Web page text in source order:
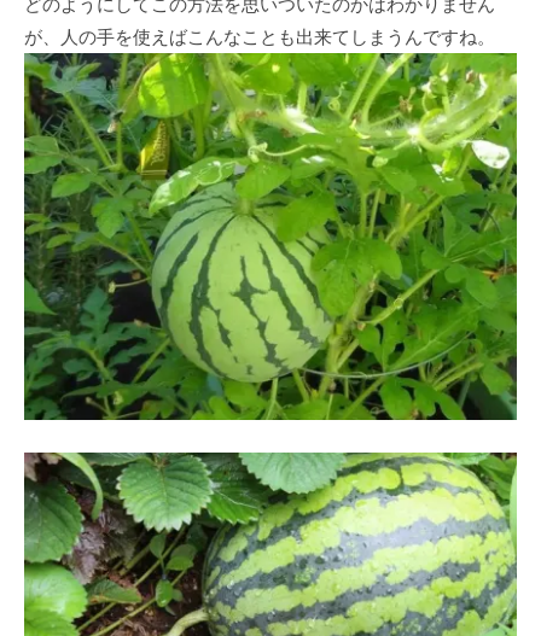
どのようにしてこの方法を思いついたのかはわかりません
が、人の手を使えばこんなことも出来てしまうんですね。